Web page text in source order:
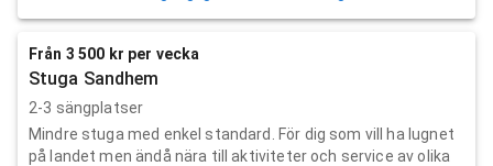
Från 3 500 kr per vecka
Stuga Sandhem
2-3 sängplatser
Mindre stuga med enkel standard. För dig som vill ha lugnet
på landet men ändå nära till aktiviteter och service av olika